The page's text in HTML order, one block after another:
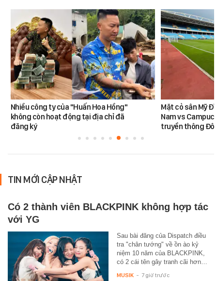
Nhiều công ty của "Huấn Hoa Hồng"
không còn hoạt động tại địa chỉ đã
đăng ký
Mặt cỏ sân Mỹ
Nam vs
truyền thông
TIN MỚI CẬP NHẬT
Có 2 thành viên BLACKPINK không hợp tác
với YG
Sau bài đăng của Dispatch điều
tra "chân tướng" về ồn ào kỷ
niệm 10 năm của BLACKPINK,
có 2 cái tên gây tranh cãi hơn…
MUSIK - 7 giờ trước